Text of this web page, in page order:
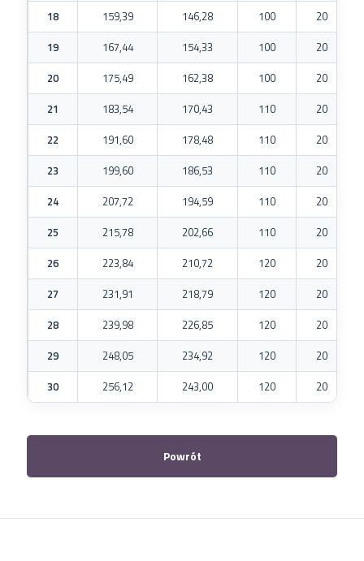
18
159,39 146,28 100
20
19
167,44 154,33 100
20
20
175,49 162,38 100
20
21
183,54 170,43 110
20
22
191,60 178,48 110
20
23
199,60 186,53 110
20
24
207,72 194,59 110
20
25
215,78 202,66 110
20
26
223,84 210,72 120
20
27
231,91 218,79 120
20
28
239,98 226,85 120
20
29
248,05 234,92 120
20
30
256,12 243,00 120 20
Powrót